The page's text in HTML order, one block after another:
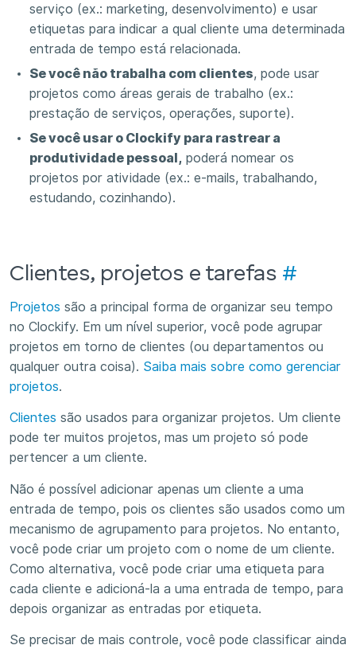
serviço (ex.: marketing, desenvolvimento) e usar
etiquetas para indicar a qual cliente uma determinada
entrada de tempo está relacionada.
Se você não trabalha com clientes, pode usar
projetos como áreas gerais de trabalho (ex.:
prestação de serviços, operações, suporte).
Se você usar o Clockify para rastrear a
produtividade pessoal, poderá nomear os
projetos por atividade (ex.: e-mails, trabalhando,
estudando, cozinhando).
Clientes, projetos e tarefas #
Projetos são a principal forma de organizar seu tempo
no Clockify. Em um nível superior, você pode agrupar
projetos em torno de clientes (ou departamentos ou
qualquer outra coisa). Saiba mais sobre como gerenciar
projetos.
Clientes são usados para organizar projetos. Um cliente
pode ter muitos projetos, mas um projeto só pode
pertencer a um cliente.
Não é possível adicionar apenas um cliente a uma
entrada de tempo, pois os clientes são usados como um
mecanismo de agrupamento para projetos. No entanto,
você pode criar um projeto com o nome de um cliente.
Como alternativa, você pode criar uma etiqueta para
cada cliente e adicioná-la a uma entrada de tempo, para
depois organizar as entradas por etiqueta.
Se precisar de mais controle, você pode classificar ainda